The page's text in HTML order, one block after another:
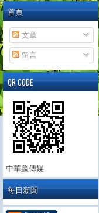
首頁
文章
留言
QR CODE
中華鱻傳媒
每日新聞